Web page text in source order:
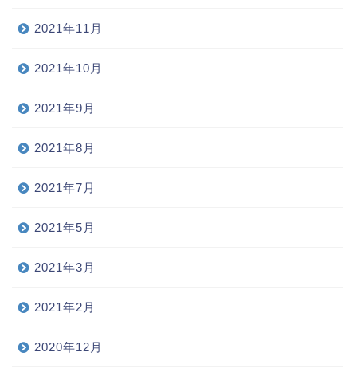
2021年11月
2021年10月
2021年9月
2021年8月
2021年7月
2021年5月
2021年3月
2021年2月
2020年12月